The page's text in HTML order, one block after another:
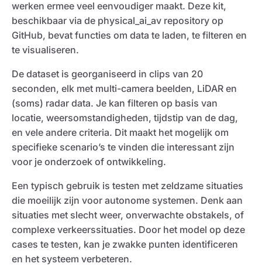
werken ermee veel eenvoudiger maakt. Deze kit,
beschikbaar via de physical_ai_av repository op
GitHub, bevat functies om data te laden, te filteren en
te visualiseren.
De dataset is georganiseerd in clips van 20
seconden, elk met multi-camera beelden, LiDAR en
(soms) radar data. Je kan filteren op basis van
locatie, weersomstandigheden, tijdstip van de dag,
en vele andere criteria. Dit maakt het mogelijk om
specifieke scenario’s te vinden die interessant zijn
voor je onderzoek of ontwikkeling.
Een typisch gebruik is testen met zeldzame situaties
die moeilijk zijn voor autonome systemen. Denk aan
situaties met slecht weer, onverwachte obstakels, of
complexe verkeerssituaties. Door het model op deze
cases te testen, kan je zwakke punten identificeren
en het systeem verbeteren.